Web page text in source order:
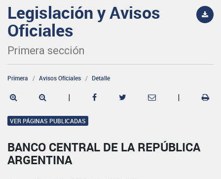
Legislación y Avisos
Oficiales
Primera sección
Primera Avisos Oficiales Detalle
| |
VER PÁGINAS PUBLICADAS
BANCO CENTRAL DE LA REPÚBLICA
ARGENTINA